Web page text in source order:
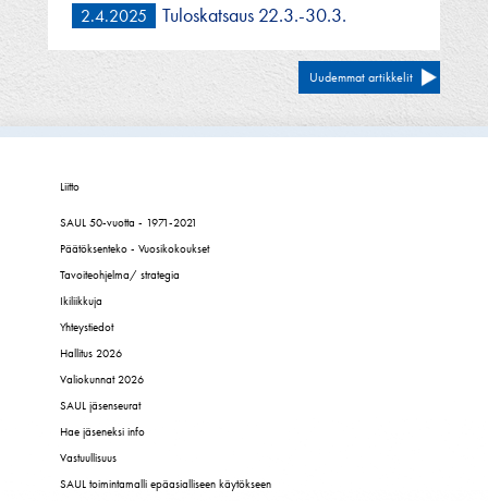
2.4.2025 Tuloskatsaus 22.3.-30.3.
Artikkelien
selaus
Uudemmat artikkelit
Liitto
SAUL 50-vuotta - 1971-2021
Päätöksenteko - Vuosikokoukset
Tavoiteohjelma/ strategia
Ikiliikkuja
Yhteystiedot
Hallitus 2026
Valiokunnat 2026
SAUL jäsenseurat
Hae jäseneksi info
Vastuullisuus
SAUL toimintamalli epäasialliseen käytökseen